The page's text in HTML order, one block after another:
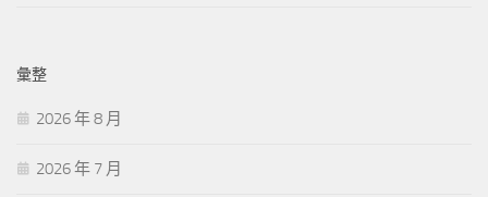
彙整
2026 年 8 月
2026 年 7 月